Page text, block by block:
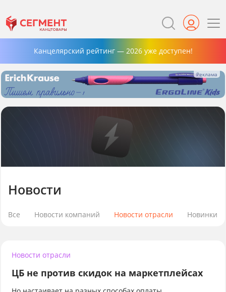
Канцелярский рейтинг — 2026 уже доступен!
Новости
Все Новости компаний Новости отрасли Новинки
Новости отрасли
ЦБ не против скидок на маркетплейсах